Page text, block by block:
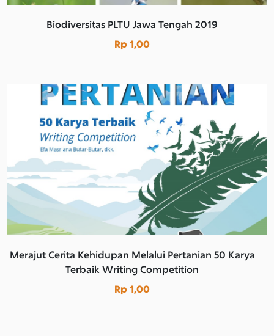
Biodiversitas PLTU Jawa Tengah 2019
Rp 1,00
Merajut Cerita Kehidupan Melalui Pertanian 50 Karya
Terbaik Writing Competition
Rp 1,00